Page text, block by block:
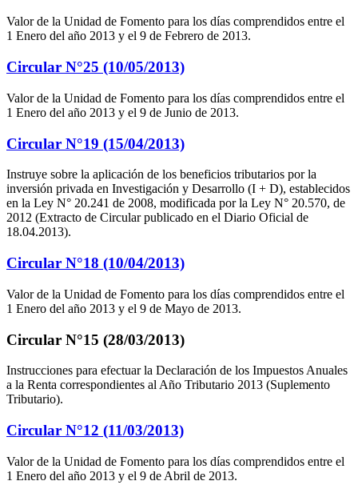
Valor de la Unidad de Fomento para los días comprendidos entre el
1 Enero del año 2013 y el 9 de Febrero de 2013.
Circular N°25 (10/05/2013)
Valor de la Unidad de Fomento para los días comprendidos entre el
1 Enero del año 2013 y el 9 de Junio de 2013.
Circular N°19 (15/04/2013)
Instruye sobre la aplicación de los beneficios tributarios por la
inversión privada en Investigación y Desarrollo (I + D), establecidos
en la Ley N° 20.241 de 2008, modificada por la Ley N° 20.570, de
2012 (Extracto de Circular publicado en el Diario Oficial de
18.04.2013).
Circular N°18 (10/04/2013)
Valor de la Unidad de Fomento para los días comprendidos entre el
1 Enero del año 2013 y el 9 de Mayo de 2013.
Circular N°15 (28/03/2013)
Instrucciones para efectuar la Declaración de los Impuestos Anuales
a la Renta correspondientes al Año Tributario 2013 (Suplemento
Tributario).
Circular N°12 (11/03/2013)
Valor de la Unidad de Fomento para los días comprendidos entre el
1 Enero del año 2013 y el 9 de Abril de 2013.